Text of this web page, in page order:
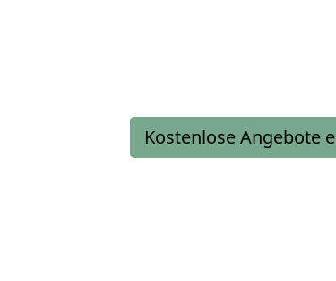
Kostenlose Angebote